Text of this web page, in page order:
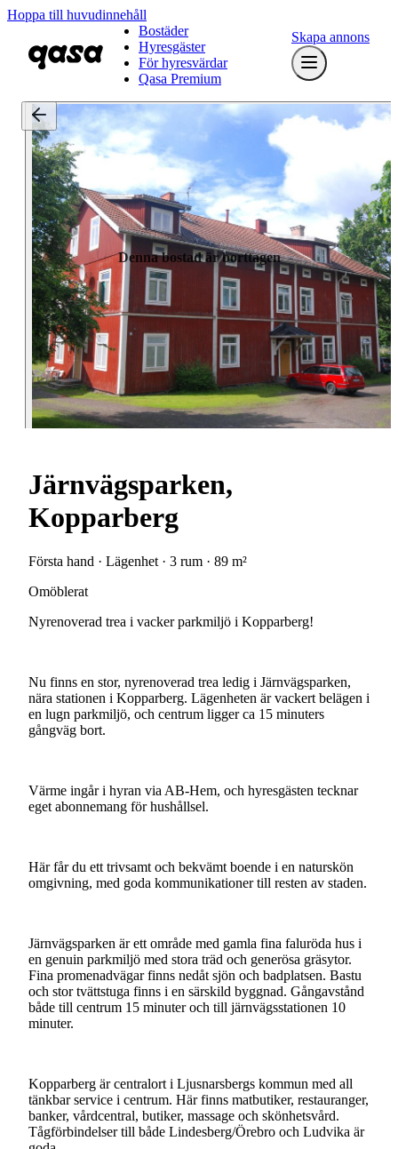
Hoppa till huvudinnehåll
Bostäder
Hyresgäster
För hyresvärdar
Qasa Premium
Skapa annons
Denna bostad är borttagen
Järnvägsparken,
Kopparberg
Första hand · Lägenhet · 3 rum · 89 m²
Omöblerat
Nyrenoverad trea i vackerparkmiljö i Kopparberg!
Nu finns en stor, nyrenoverad trea ledig i Järnvägsparken,
nära stationen i Kopparberg. Lägenheten ärvackert belägen i
en lugn parkmiljö, och centrum liggerca 15 minuters
gångväg bort.
Värme ingåri hyran via AB-Hem, och hyresgästen tecknar
eget abonnemang förhushållsel.
Härfårdu ett trivsamt och bekvämt boende i en naturskön
omgivning, med goda kommunikationertill resten av staden.
Järnvägsparken ärett område med gamla fina faluröda hus i
en genuin parkmiljö med stora träd och generösa gräsytor.
Fina promenadvägarfinns nedåt sjön och badplatsen. Bastu
och stortvättstuga finns i en särskild byggnad. Gångavstånd
både till centrum 15 minuteroch till järnvägsstationen 10
minuter.
Kopparberg ärcentralort i Ljusnarsbergs kommun med all
tänkbarservice i centrum. Härfinns matbutiker, restauranger,
banker, vårdcentral, butiker, massage och skönhetsvård.
Tågförbindelsertill både Lindesberg/Örebro och Ludvika är